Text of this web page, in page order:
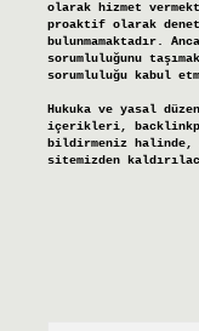
olarak hizmet
proaktif olarak
bulunmamaktadır.
sorumluluğunu
sorumluluğu kabul
Hukuka ve yasal
içerikleri,
bildirmeniz
sitemizden